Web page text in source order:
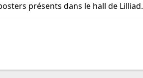
présents dans le hall de Lilliad.